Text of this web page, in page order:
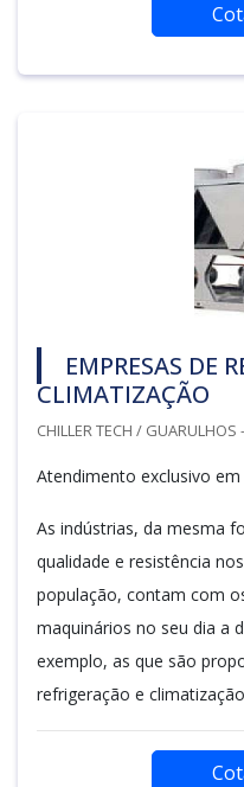
EMPRESAS DE
CLIMATIZAÇÃO
CHILLER TECH / GUARULHOS
Atendimento exclusivo em
As indústrias, da mesma
qualidade e resistência
população, contam com
maquinários no seu dia a
exemplo, as que são
refrigeração e